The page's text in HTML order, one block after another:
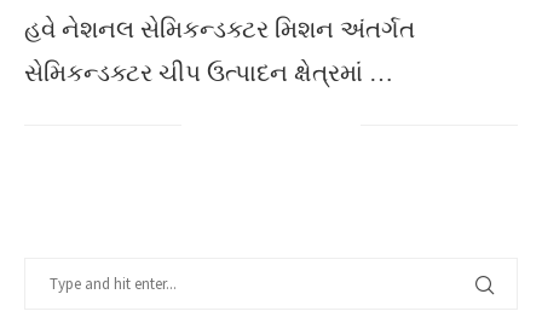
હવે નેશનલ સેમિકન્ડક્ટર મિશન અંતર્ગત
સેમિકન્ડક્ટર ચીપ ઉત્પાદન ક્ષેત્રમાં …